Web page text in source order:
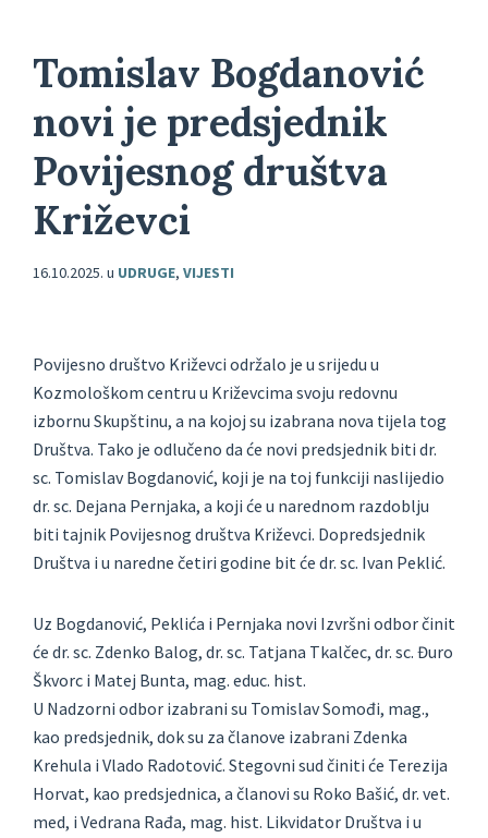
Tomislav Bogdanović
novi je predsjednik
Povijesnog društva
Križevci
16.10.2025. u UDRUGE, VIJESTI
Povijesno društvo Križevci održalo je u srijedu u
Kozmološkom centru u Križevcima svoju redovnu
izbornu Skupštinu, a na kojoj su izabrana nova tijela tog
Društva. Tako je odlučeno da će novi predsjednik biti dr.
sc. Tomislav Bogdanović, koji je na toj funkciji naslijedio
dr. sc. Dejana Pernjaka, a koji će u narednom razdoblju
biti tajnik Povijesnog društva Križevci. Dopredsjednik
Društva i u naredne četiri godine bit će dr. sc. Ivan Peklić.
Uz Bogdanović, Peklića i Pernjaka novi Izvršni odbor činit
će dr. sc. Zdenko Balog, dr. sc. Tatjana Tkalčec, dr. sc. Đuro
Škvorc i Matej Bunta, mag. educ. hist.
U Nadzorni odbor izabrani su Tomislav Somođi, mag.,
kao predsjednik, dok su za članove izabrani Zdenka
Krehula i Vlado Radotović. Stegovni sud činiti će Terezija
Horvat, kao predsjednica, a članovi su Roko Bašić, dr. vet.
med, i Vedrana Rađa, mag. hist. Likvidator Društva i u